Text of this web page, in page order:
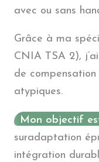
avec ou sans
Grâce à ma
CNIA TSA 2),
de
atypiques.
Mon objectif
suradaptation
intégration